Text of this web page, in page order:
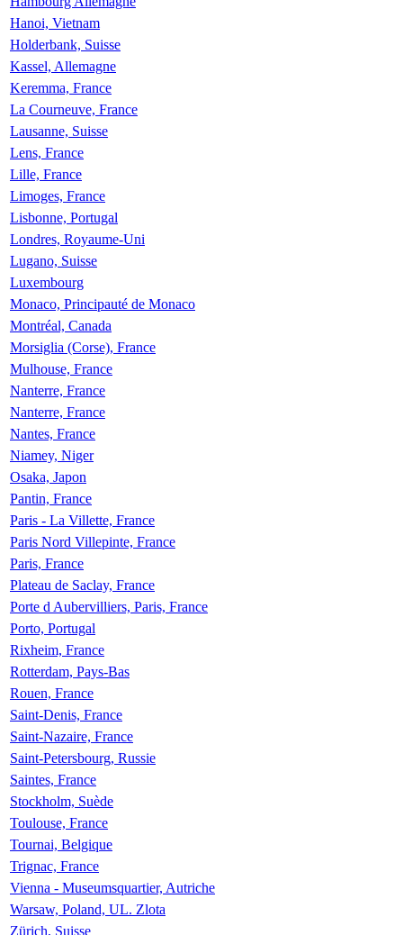
Hanoi, Vietnam
Holderbank, Suisse
Kassel, Allemagne
Keremma, France
La Courneuve, France
Lausanne, Suisse
Lens, France
Lille, France
Limoges, France
Lisbonne, Portugal
Londres, Royaume-Uni
Lugano, Suisse
Luxembourg
Monaco, Principauté de Monaco
Montréal, Canada
Morsiglia (Corse), France
Mulhouse, France
Nanterre, France
Nanterre, France
Nantes, France
Niamey, Niger
Osaka, Japon
Pantin, France
Paris - La Villette, France
Paris Nord Villepinte, France
Paris, France
Plateau de Saclay, France
Porte d Aubervilliers, Paris, France
Porto, Portugal
Rixheim, France
Rotterdam, Pays-Bas
Rouen, France
Saint-Denis, France
Saint-Nazaire, France
Saint-Petersbourg, Russie
Saintes, France
Stockholm, Suède
Toulouse, France
Tournai, Belgique
Trignac, France
Vienna - Museumsquartier, Autriche
Warsaw, Poland, UL. Zlota
Zürich, Suisse